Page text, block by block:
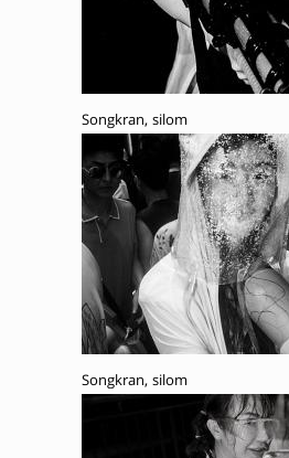
Songkran, silom
Songkran, silom